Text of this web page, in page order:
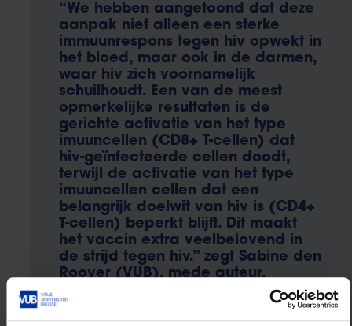
“We hebben aangetoond dat deze
aanpak niet alleen een sterke
immuunrespons tegen hiv opwekt in
het bloed, maar ook in de darmen,
waar hiv zich voornamelijk
schuilhoudt. Een van de meest
opmerkelijke resultaten is de
gerichte activatie van het type
imuuncellen (CD8+ T-cellen) dat
hiv-geïnfecteerde cellen doodt,
terwijl de activatie van het type
imuuncellen cellen dat een
belangrijk doelwit van hiv is (CD4+
T-cellen) beperkt blijft. Dit maakt
het vaccin extra veelbelovend in
de strijd tegen hiv.” zegt Sabine den
Roover (VUB), mede auteur.